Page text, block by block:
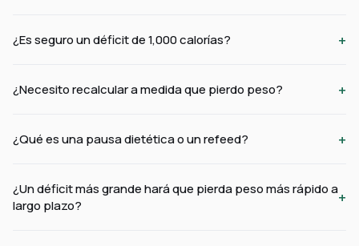
¿Es seguro un déficit de 1,000 calorías? +
¿Necesito recalcular a medida que pierdo peso? +
¿Qué es una pausa dietética o un refeed? +
¿Un déficit más grande hará que pierda peso más rápido a
largo plazo?
+